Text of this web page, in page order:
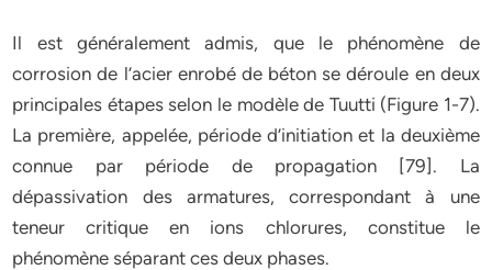
Il est généralement admis, que le phénomène de
corrosion de l’acier enrobé de béton se déroule en deux
principales étapes selon le modèle de Tuutti (Figure 1-7).
La première, appelée, période d’initiation et la deuxième
connue par période de propagation [79]. La
dépassivation des armatures, correspondant à une
teneur critique en ions chlorures, constitue le
phénomène séparant ces deux phases.